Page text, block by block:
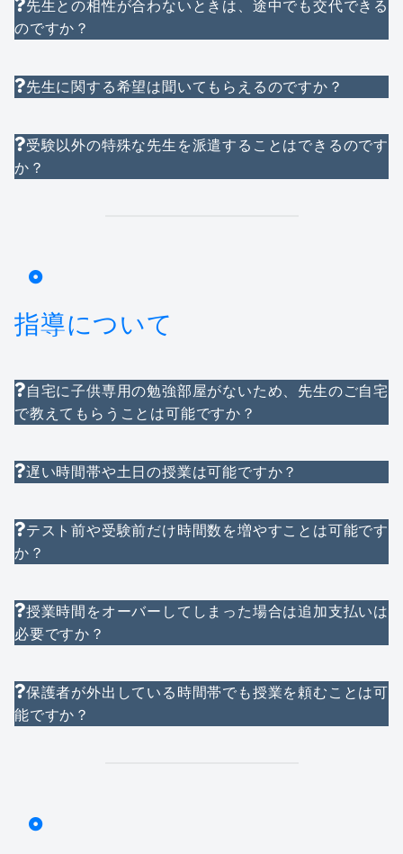
先生との相性が合わないときは、途中でも交代できる
のですか？
先生に関する希望は聞いてもらえるのですか？
受験以外の特殊な先生を派遣することはできるのです
か？
指導について
自宅に子供専用の勉強部屋がないため、先生のご自宅
で教えてもらうことは可能ですか？
遅い時間帯や土日の授業は可能ですか？
テスト前や受験前だけ時間数を増やすことは可能です
か？
授業時間をオーバーしてしまった場合は追加支払いは
必要ですか？
保護者が外出している時間帯でも授業を頼むことは可
能ですか？